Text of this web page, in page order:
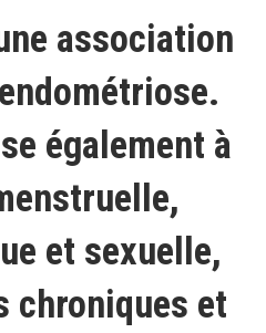
association
également à
et sexuelle,
chroniques et